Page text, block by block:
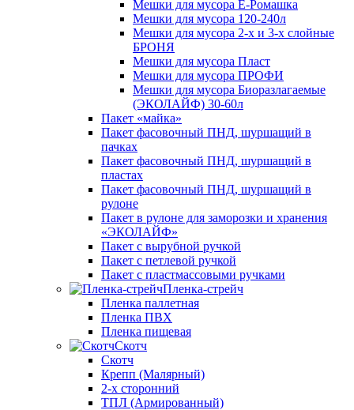
Мешки для мусора Ё-Ромашка
Мешки для мусора 120-240л
Мешки для мусора 2-х и 3-х слойные
БРОНЯ
Мешки для мусора Пласт
Мешки для мусора ПРОФИ
Мешки для мусора Биоразлагаемые
(ЭКОЛАЙФ) 30-60л
Пакет «майка»
Пакет фасовочный ПНД, шуршащий в
пачках
Пакет фасовочный ПНД, шуршащий в
пластах
Пакет фасовочный ПНД, шуршащий в
рулоне
Пакет в рулоне для заморозки и хранения
«ЭКОЛАЙФ»
Пакет с вырубной ручкой
Пакет с петлевой ручкой
Пакет с пластмассовыми ручками
Пленка-стрейч
Пленка паллетная
Пленка ПВХ
Пленка пищевая
Скотч
Скотч
Крепп (Малярный)
2-х сторонний
ТПЛ (Армированный)